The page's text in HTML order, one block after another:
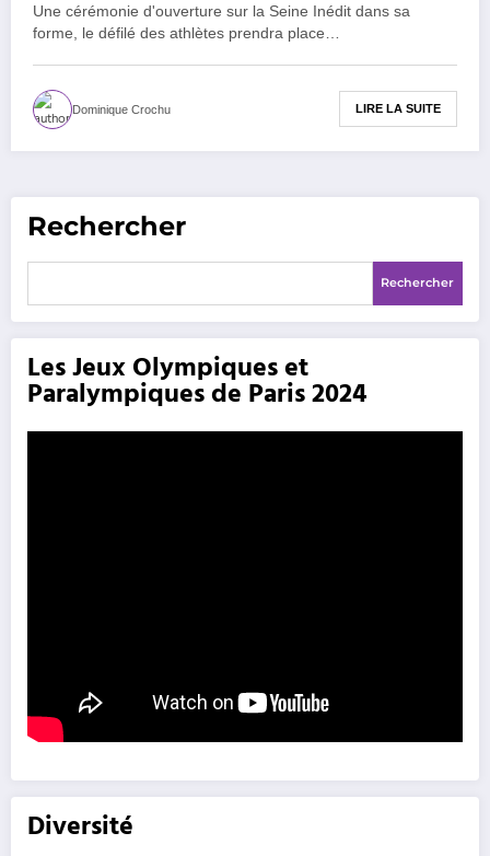
Une cérémonie d'ouverture sur la Seine Inédit dans sa
forme, le défilé des athlètes prendra place…
Dominique Crochu LIRE LA SUITE
Rechercher
Rechercher
Les Jeux Olympiques et
Paralympiques de Paris 2024
Diversité